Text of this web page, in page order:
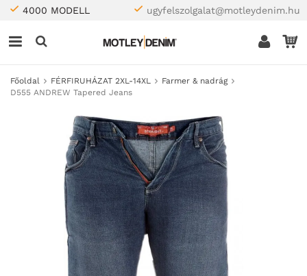
4000 MODELL ugyfelszolgalat@motleydenim.hu
Főoldal FÉRFIRUHÁZAT 2XL-14XL
Farmer & nadrág
D555 ANDREW Tapered Jeans